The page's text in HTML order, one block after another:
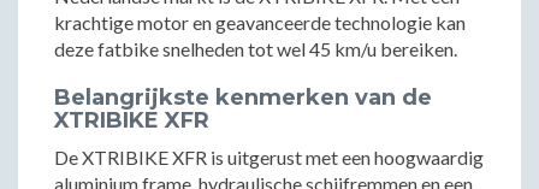
krachtige motor en geavanceerde technologie kan
deze fatbike snelheden tot wel 45 km/u bereiken.
Belangrijkste kenmerken van de
XTRIBIKE XFR
De XTRIBIKE XFR is uitgerust met een hoogwaardig
aluminium frame, hydraulische schijfremmen en een